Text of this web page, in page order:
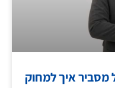
מסביר איך למחוק